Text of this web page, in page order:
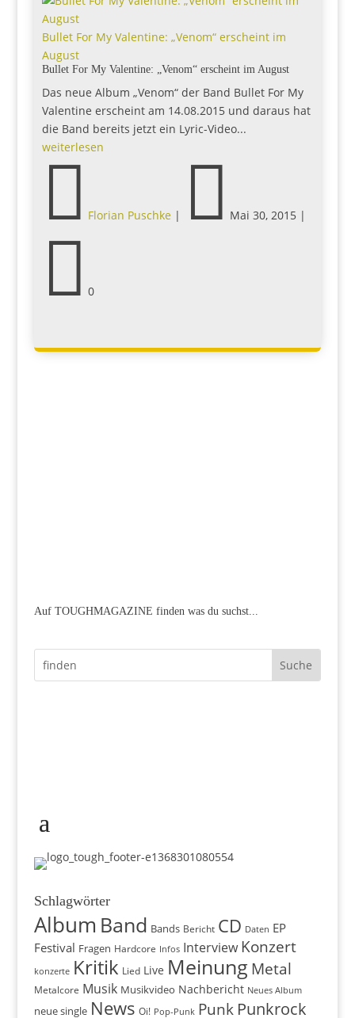
Bullet For My Valentine: „Venom“ erscheint im
August
Bullet For My Valentine: „Venom“ erscheint im August
Das neue Album „Venom“ der Band Bullet For My
Valentine erscheint am 14.08.2015 und daraus hat
die Band bereits jetzt ein Lyric-Video...
weiterlesen
 Florian Puschke|  Mai 30, 2015 |
 0
Auf TOUGHMAGAZINE finden was du suchst...
Schlagwörter
Album Band Bands Bericht CD Daten EP
Festival Fragen Hardcore Infos Interview Konzert
konzerte Kritik Lied Live Meinung Metal
Metalcore Musik Musikvideo Nachbericht Neues Album
neue single News Oi! Pop-Punk Punk Punkrock